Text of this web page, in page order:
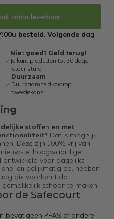
zodra leverbaar
besteld. Volgende dag
Niet goed? Geld terug!
Je kunt producten tot 30 dagen
retour sturen
Duurzaam
Duurzaamheid voorop =
tweedekans
stoffen en met
Dat is mogelijk
Deze zijn 100% vrij van
nieuwste, hoogwaardige
ontwikkeld voor dagelijks
en gelijkmatig op, hebben
die voorkomt dat
schoon te maken.
de Safecourt
bevat geen PFAS of andere